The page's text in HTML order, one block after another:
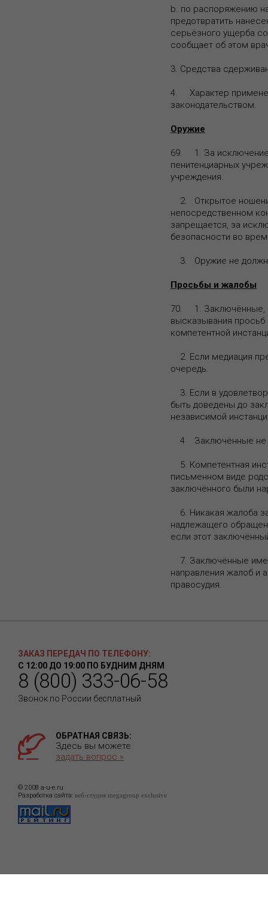
b. по распоряжению
предотвратить
серьёзного ущерба
сообщает об этом
3. Средства
4. Характер
законодательством.
Оружие
69. 1. За
пенитенциарных
учреждения.
2. Открытое
непосредственном
запрещается, за
безопасности во
3. Оружие не
Просьбы и жалобы
70. 1. Заключённые,
высказывания просьб
компетентной
2. Если медиация
очередь.
3. Если в
быть доведены до
независимой
4 Заключённые не
5. Компетентная
письменном виде
заключённого были
6. Никакая жалоба
надлежащего
если этот
7. Заключённые
направления жалоб и
правосудия.
ЗАКАЗ ПЕРЕДАЧ ПО ТЕЛЕФОНУ:
С 12:00 ДО 19:00 ПО БУДНИМ ДНЯМ
8 (800) 333-06-58
Звонок по России бесплатный
ОБРАТНАЯ СВЯЗЬ:
Здесь вы можете
задать вопрос »
© 2008 a-u-e.ru
Разработка сайта: веб-студия megagroup exclusive